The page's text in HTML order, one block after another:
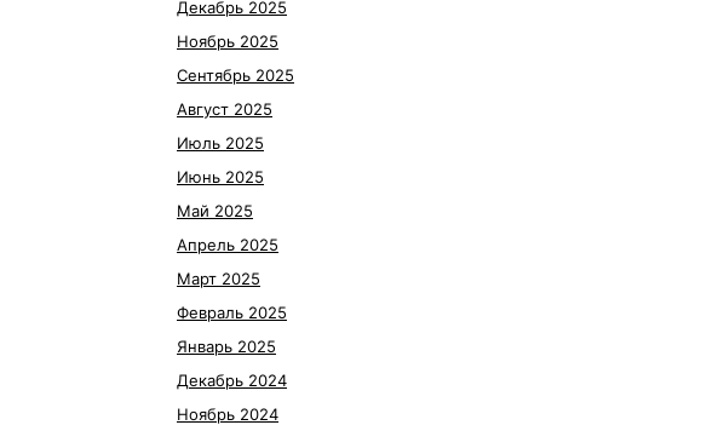
Декабрь 2025
Ноябрь 2025
Сентябрь 2025
Август 2025
Июль 2025
Июнь 2025
Май 2025
Апрель 2025
Март 2025
Февраль 2025
Январь 2025
Декабрь 2024
Ноябрь 2024